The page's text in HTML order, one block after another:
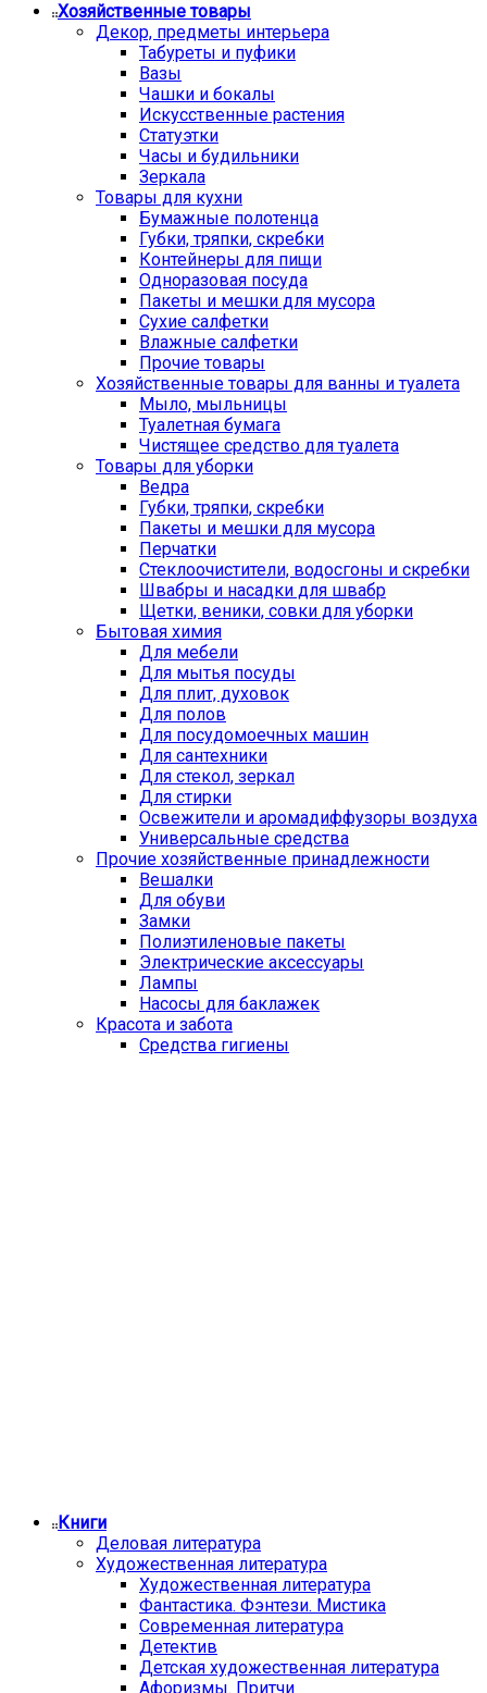
Хозяйственные товары
Декор, предметы интерьера
Табуреты и пуфики
Вазы
Чашки и бокалы
Искусственные растения
Статуэтки
Часы и будильники
Зеркала
Товары для кухни
Бумажные полотенца
Губки, тряпки, скребки
Контейнеры для пищи
Одноразовая посуда
Пакеты и мешки для мусора
Сухие салфетки
Влажные салфетки
Прочие товары
Хозяйственные товары для ванны и туалета
Мыло, мыльницы
Туалетная бумага
Чистящее средство для туалета
Товары для уборки
Ведра
Губки, тряпки, скребки
Пакеты и мешки для мусора
Перчатки
Стеклоочистители, водосгоны и скребки
Швабры и насадки для швабр
Щетки, веники, совки для уборки
Бытовая химия
Для мебели
Для мытья посуды
Для плит, духовок
Для полов
Для посудомоечных машин
Для сантехники
Для стекол, зеркал
Для стирки
Освежители и аромадиффузоры воздуха
Универсальные средства
Прочие хозяйственные принадлежности
Вешалки
Для обуви
Замки
Полиэтиленовые пакеты
Электрические аксессуары
Лампы
Насосы для баклажек
Красота и забота
Средства гигиены
Книги
Деловая литература
Художественная литература
Художественная литература
Фантастика. Фэнтези. Мистика
Современная литература
Детектив
Детская художественная литература
Афоризмы. Притчи